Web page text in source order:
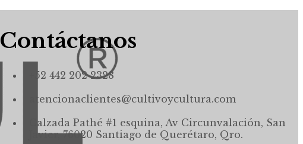
Contáctanos
+52 442 202 2328
atencionaclientes@cultivoycultura.com
Calzada Pathé #1 esquina, Av Circunvalación, San
Javier, 76020 Santiago de Querétaro, Qro.